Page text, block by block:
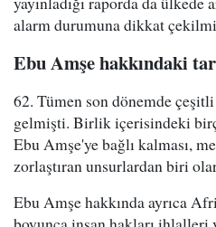
alarm durumuna dikkat
Ebu Amşe hakkındaki
62. Tümen son dönemde
gelmişti. Birlik içerisindeki
Ebu Amşe'ye bağlı kalması,
zorlaştıran unsurlardan biri
Ebu Amşe hakkında ayrıca